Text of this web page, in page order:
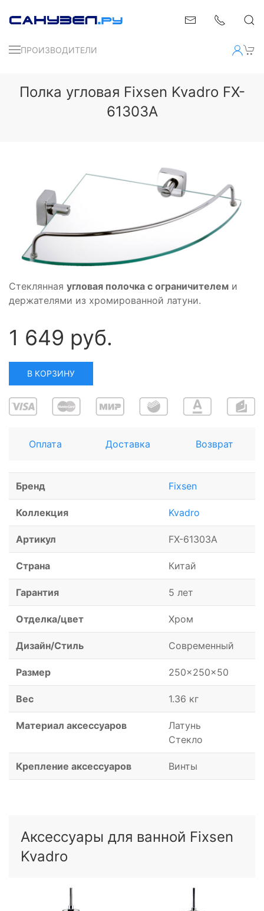
ПРОИЗВОДИТЕЛИ
Полка угловая Fixsen Kvadro FX-
61303A
Стеклянная угловая полочка с ограничителем и
держателями из хромированной латуни.
1 649 руб.
В КОРЗИНУ
Оплата Доставка Возврат
Бренд Fixsen
Коллекция Kvadro
Артикул FX-61303A
Страна Китай
Гарантия 5 лет
Отделка/цвет Хром
Дизайн/Стиль Современный
Размер 250x250x50
Вес 1.36 кг
Материал аксессуаров
Латунь
Стекло
Крепление аксессуаров Винты
Аксессуары для ванной Fixsen
Kvadro